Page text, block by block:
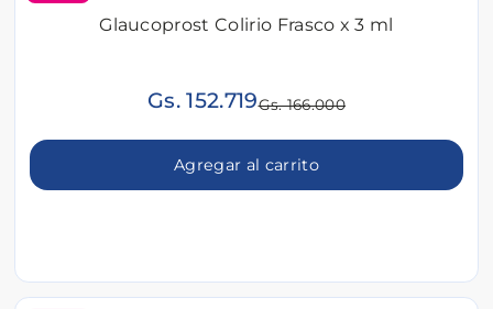
Glaucoprost Colirio Frasco x 3 ml
Gs. 152.719Gs. 166.000
Agregar al carrito